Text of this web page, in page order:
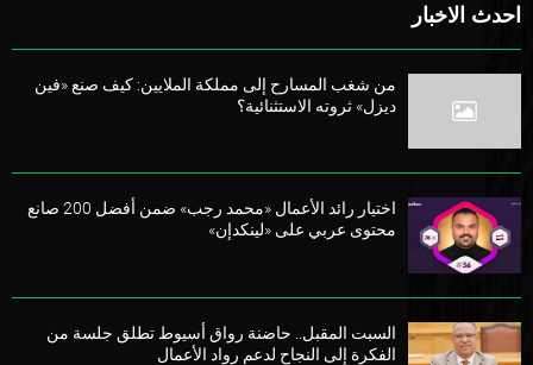
احدث الاخبار
من شغب المسارح إلى مملكة الملايين: كيف صنع «فين
ديزل» ثروته الاستثنائية؟
اختيار رائد الأعمال «محمد رجب» ضمن أفضل 200 صانع
محتوى عربي على «لينكدإن»
السبت المقبل.. حاضنة رواق أسيوط تطلق جلسة من
الفكرة إلى النجاح لدعم رواد الأعمال